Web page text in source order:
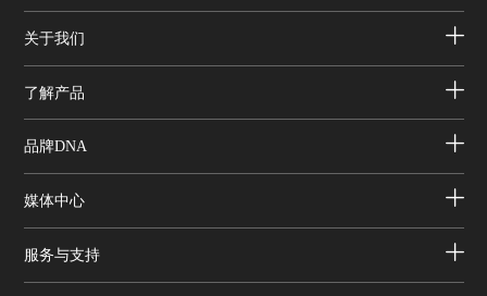
关于我们
了解产品
品牌DNA
媒体中心
服务与支持